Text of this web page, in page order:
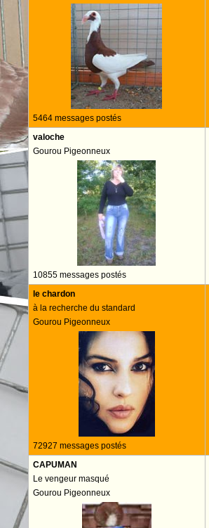
5464 messages postés
valoche
Gourou Pigeonneux
10855 messages postés
le chardon
à la recherche du standard
Gourou Pigeonneux
72927 messages postés
CAPUMAN
Le vengeur masqué
Gourou Pigeonneux